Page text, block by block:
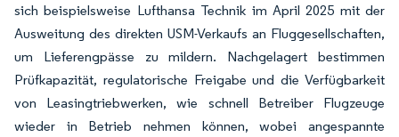
sich beispielsweise Lufthansa Technik im April 2025 mit der
Ausweitung des direkten USM-Verkaufs an Fluggesellschaften,
um Lieferengpässe zu mildern. Nachgelagert bestimmen
Prüfkapazität, regulatorische Freigabe und die Verfügbarkeit
von Leasingtriebwerken, wie schnell Betreiber Flugzeuge
wieder in Betrieb nehmen können, wobei angespannte